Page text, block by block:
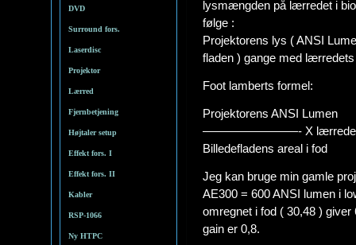
DVD
Surround fors.
Laserdisc
Projektor
Lærred
Fjernbetjening
Højtaler setup
Effekt fors. I
Effekt fors. II
Kabler
RSP-1066
Ny HTPC
lysmængden på lærredet i
følge :
Projektorens lys ( ANSI
fladen ) gange med
Foot lamberts formel:
Projektorens ANSI Lumen
————————- X lærredets
Billedefladens areal i fod
Jeg kan bruge min gamle
AE300 = 600 ANSI lumen i
omregnet i fod ( 30,48 )
gain er 0,8.